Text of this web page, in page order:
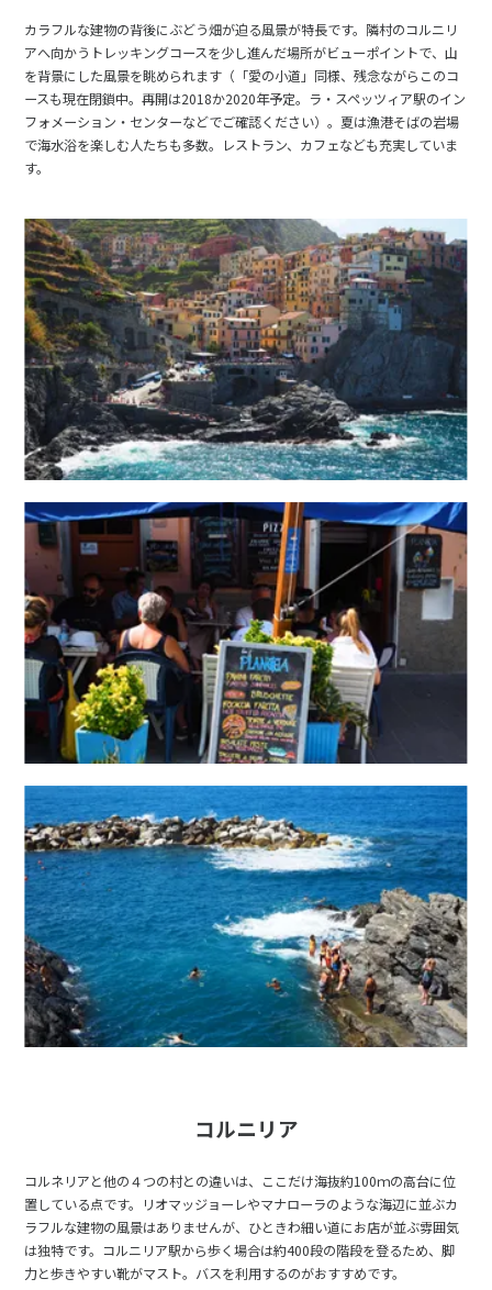
1 2 3
4
5
6 7 8 9 10
11
12
13 14 15 16 17
18
19
20 21 22 23 24
25
2028年1月 1月未定
1
2
3 4 5 6 7
9
10 11 12 13 14
15
16
17 18 19 20 21
22
23
24 25 26 27 28
29
2028年 2月 2月未定
1 2 3 4
5
6
7 8 9 10 11
13
14 16 17 18
19
20
21 22 23 24 25
27
28 29
2028年3月 3月未定
1 2 3
4
5
6 7 8 10
11
12
13 14 15 16 17
18
19
20 21 22 23 24
25
26
27 28 29 30 31
2
3 4 7
8
9
10 11 12 13 14
15
16
17 18 19 20 21
カラフルな建物の背後にぶどう畑が迫る風景が特長です。隣村のコルニリ
アへ向かうトレッキングコースを少し進んだ場所がビューポイントで、山
を背景にした風景を眺められます（「愛の小道」同様、残念ながらこのコ
ースも現在閉鎖中。再開は2018か2020年予定。ラ・スペッツィア駅のイン
フォメーション・センターなどでご確認ください）。夏は漁港そばの岩場
で海水浴を楽しむ人たちも多数。レストラン、カフェなども充実していま
す。
コルニリア
コルネリアと他の４つの村との違いは、ここだけ海抜約100ｍの高台に位
置している点です。リオマッジョーレやマナローラのような海辺に並ぶカ
ラフルな建物の風景はありませんが、ひときわ細い道にお店が並ぶ雰囲気
は独特です。コルニリア駅から歩く場合は約400段の階段を登るため、脚
力と歩きやすい靴がマスト。バスを利用するのがおすすめです。